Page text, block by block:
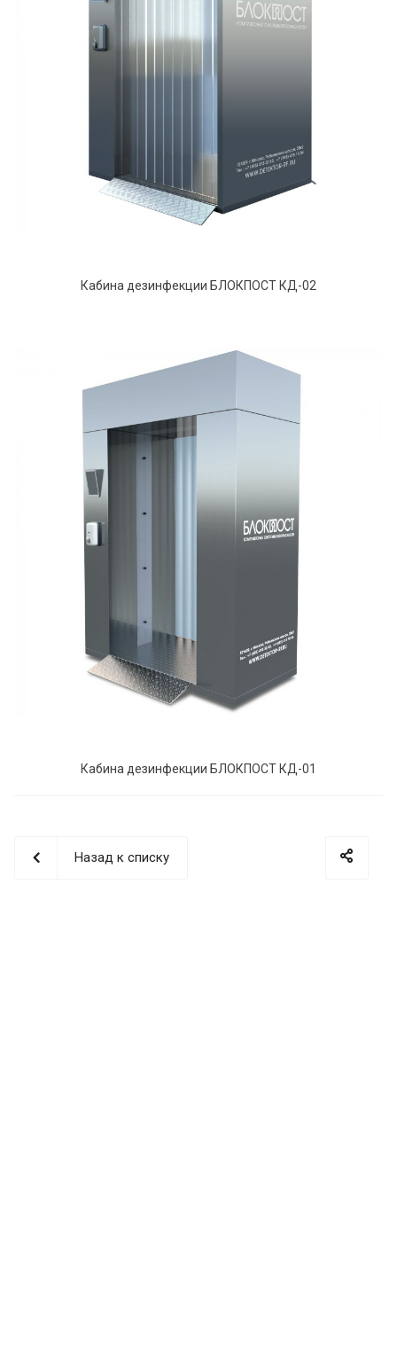
Кабина дезинфекции БЛОКПОСТ КД-02
Кабина дезинфекции БЛОКПОСТ КД-01
Назад к списку